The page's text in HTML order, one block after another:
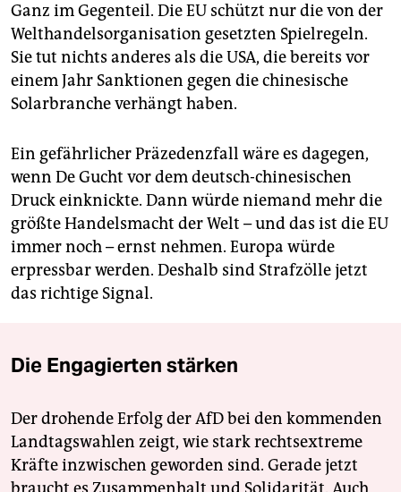
Ganz im Gegenteil. Die EU schützt nur die von der
Welthandelsorganisation gesetzten Spielregeln.
Sie tut nichts anderes als die USA, die bereits vor
einem Jahr Sanktionen gegen die chinesische
Solarbranche verhängt haben.
Ein gefährlicher Präzedenzfall wäre es dagegen,
wenn De Gucht vor dem deutsch-chinesischen
Druck einknickte. Dann würde niemand mehr die
größte Handelsmacht der Welt – und das ist die EU
immer noch – ernst nehmen. Europa würde
erpressbar werden. Deshalb sind Strafzölle jetzt
das richtige Signal.
Die Engagierten stärken
Der drohende Erfolg der AfD bei den kommenden
Landtagswahlen zeigt, wie stark rechtsextreme
Kräfte inzwischen geworden sind. Gerade jetzt